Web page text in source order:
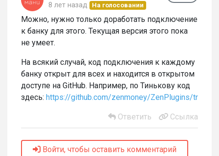
8 лет назад На голосовании
Можно, нужно только доработать подключение
к банку для этого. Текущая версия этого пока
не умеет.
На всякий случай, код подключения к каждому
банку открыт для всех и находится в открытом
доступе на GitHub. Например, по Тинькову код
здесь: https://github.com/zenmoney/ZenPlugins/tree/
Ответить Ссылка
Войти, чтобы оставить комментарий